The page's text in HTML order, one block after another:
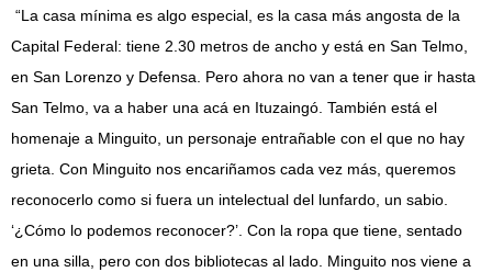
“La casa mínima es algo especial, es la casa más angosta de la
Capital Federal: tiene 2.30 metros de ancho y está en San Telmo,
en San Lorenzo y Defensa. Pero ahora no van a tener que ir hasta
San Telmo, va a haber una acá en Ituzaingó. También está el
homenaje a Minguito, un personaje entrañable con el que no hay
grieta. Con Minguito nos encariñamos cada vez más, queremos
reconocerlo como si fuera un intelectual del lunfardo, un sabio.
‘¿Cómo lo podemos reconocer?’. Con la ropa que tiene, sentado
en una silla, pero con dos bibliotecas al lado. Minguito nos viene a